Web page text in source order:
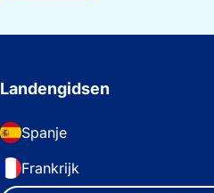
Landengidsen
Spanje
Frankrijk